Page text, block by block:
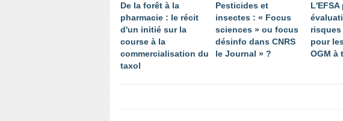
De la forêt à la
pharmacie : le récit
d'un initié sur la
course à la
commercialisation du
taxol
Pesticides et
insectes : « Focus
sciences » ou focus
désinfo dans CNRS
le Journal » ?
pour
OGM à